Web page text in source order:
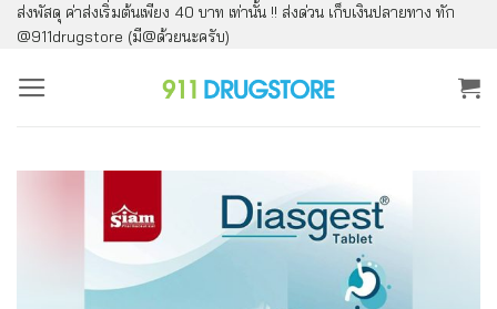
ข้าม
ไป
ยัง
ส่งพัสดุ ค่าส่งเริ่มต้นเพียง 40 บาท เท่านั้น !! ส่งด่วน เก็บเงินปลายทาง ทัก
@911drugstore (มี@ด้วยนะครับ)